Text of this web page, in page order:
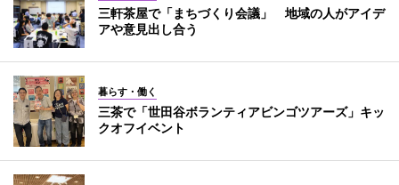
三軒茶屋で「まちづくり会議」 地域の人がアイデ
アや意見出し合う
暮らす・働く
三茶で「世田谷ボランティアビンゴツアーズ」キッ
クオフイベント